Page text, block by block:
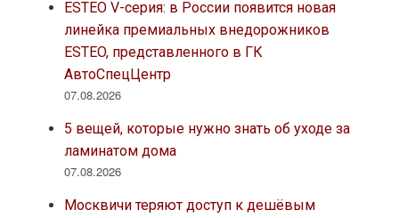
ESTEO V-серия: в России появится новая
линейка премиальных внедорожников
ESTEO, представленного в ГК
АвтоСпецЦентр
07.08.2026
5 вещей, которые нужно знать об уходе за
ламинатом дома
07.08.2026
Москвичи теряют доступ к дешёвым